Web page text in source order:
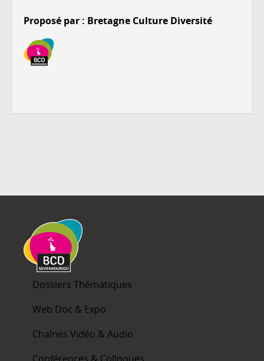
Proposé par : Bretagne Culture Diversité
Dossiers Thématiques
Web Doc & Expo
Chaînes Vidéo & Audio